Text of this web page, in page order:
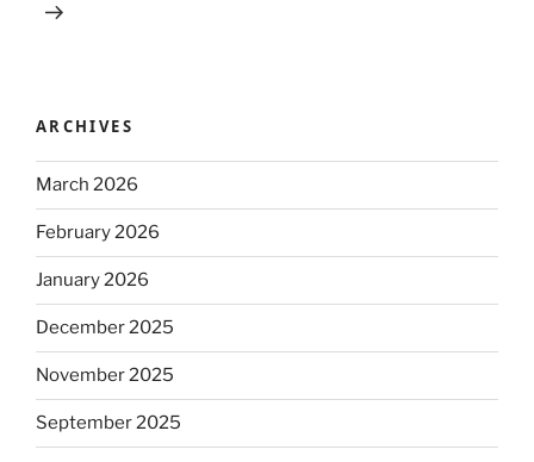
ARCHIVES
March 2026
February 2026
January 2026
December 2025
November 2025
September 2025